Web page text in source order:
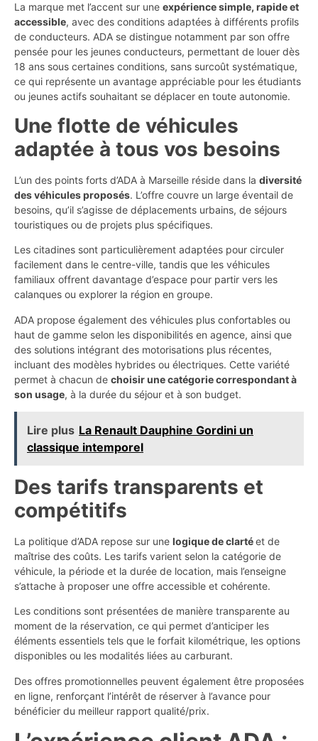
La marque met l’accent sur une expérience simple, rapide et
accessible, avec des conditions adaptées à différents profils
de conducteurs. ADA se distingue notamment par son offre
pensée pour les jeunes conducteurs, permettant de louer dès
18 ans sous certaines conditions, sans surcoût systématique,
ce qui représente un avantage appréciable pour les étudiants
ou jeunes actifs souhaitant se déplacer en toute autonomie.
Une flotte de véhicules
adaptée à tous vos besoins
L’un des points forts d’ADA à Marseille réside dans la diversité
des véhicules proposés. L’offre couvre un large éventail de
besoins, qu’il s’agisse de déplacements urbains, de séjours
touristiques ou de projets plus spécifiques.
Les citadines sont particulièrement adaptées pour circuler
facilement dans le centre-ville, tandis que les véhicules
familiaux offrent davantage d’espace pour partir vers les
calanques ou explorer la région en groupe.
ADA propose également des véhicules plus confortables ou
haut de gamme selon les disponibilités en agence, ainsi que
des solutions intégrant des motorisations plus récentes,
incluant des modèles hybrides ou électriques. Cette variété
permet à chacun de choisir une catégorie correspondant à
son usage, à la durée du séjour et à son budget.
Lire plus La Renault Dauphine Gordini un
classique intemporel
Des tarifs transparents et
compétitifs
La politique d’ADA repose sur une logique de clartéet de
maîtrise des coûts. Les tarifs varient selon la catégorie de
véhicule, la période et la durée de location, mais l’enseigne
s’attache à proposer une offre accessible et cohérente.
Les conditions sont présentées de manière transparente au
moment de la réservation, ce qui permet d’anticiper les
éléments essentiels tels que le forfait kilométrique, les options
disponibles ou les modalités liées au carburant.
Des offres promotionnelles peuvent également être proposées
en ligne, renforçant l’intérêt de réserver à l’avance pour
bénéficier du meilleur rapport qualité/prix.